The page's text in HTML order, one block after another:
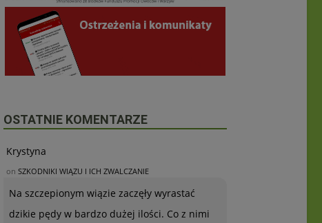
OSTATNIE KOMENTARZE
Krystyna
on SZKODNIKI WIĄZU I ICH ZWALCZANIE
Na szczepionym wiązie zaczęły wyrastać
dzikie pędy w bardzo dużej ilości. Co z nimi